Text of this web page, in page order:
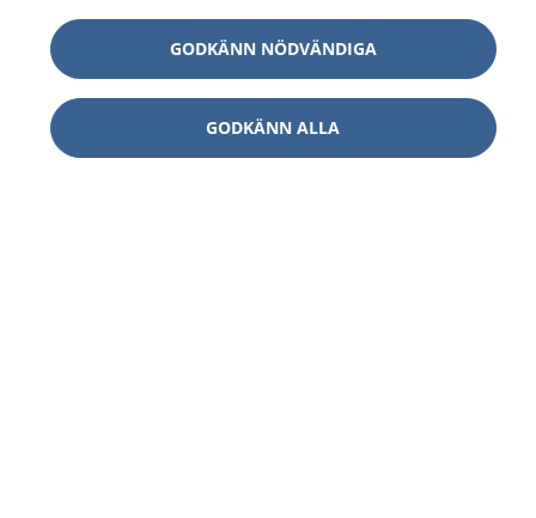
GODKÄNN NÖDVÄNDIGA
GODKÄNN ALLA